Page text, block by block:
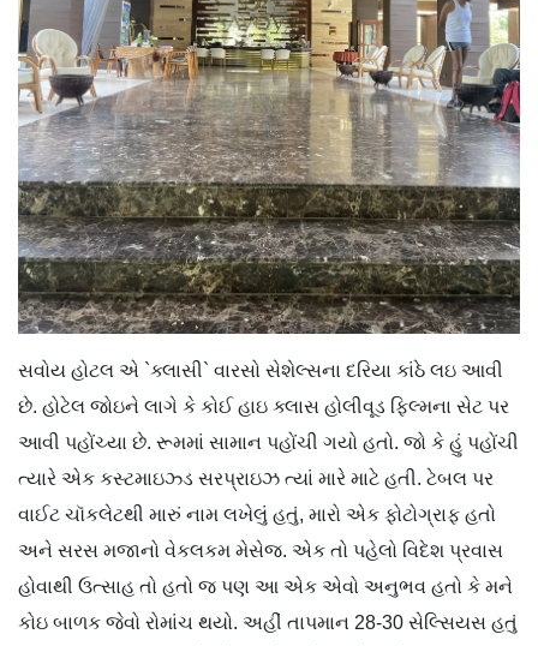
સવોય હોટલ એ `ક્લાસી` વારસો સેશેલ્સના દરિયા કાંઠે લઇ આવી
છે. હોટેલ જોઇને લાગે કે કોઈ હાઇ ક્લાસ હોલીવૂડ ફિલ્મના સેટ પર
આવી પહોંચ્યા છે. રૂમમાં સામાન પહોંચી ગયો હતો. જો કે હું પહોંચી
ત્યારે એક કસ્ટમાઇઝ્ડ સરપ્રાઇઝ ત્યાં મારે માટે હતી. ટેબલ પર
વાઈટ ચૉકલેટથી મારું નામ લખેલું હતું, મારો એક ફોટોગ્રાફ હતો
અને સરસ મજાનો વેકલકમ મેસેજ. એક તો પહેલો વિદેશ પ્રવાસ
હોવાથી ઉત્સાહ તો હતો જ પણ આ એક એવો અનુભવ હતો કે મને
કોઇ બાળક જેવો રોમાંચ થયો. અહીં તાપમાન 28-30 સેલ્સિયસ હતું